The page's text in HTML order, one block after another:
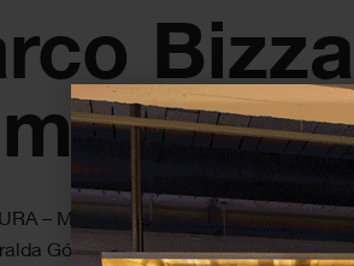
– Marco Bizzarri
Gómez Galera